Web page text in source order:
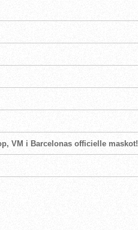
VM i Barcelonas officielle maskot!